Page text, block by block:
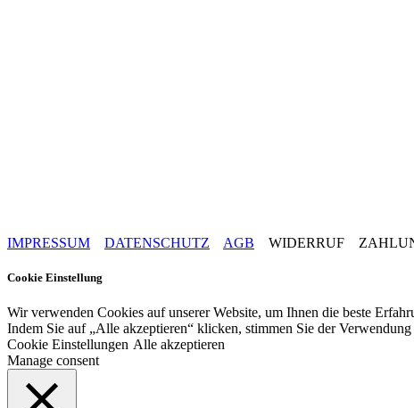
IMPRESSUM DATENSCHUTZ AGB WIDERRUF
Cookie Einstellung
Wir verwenden Cookies auf unserer Website, um Ihnen die beste
Indem Sie auf „Alle akzeptieren“ klicken, stimmen Sie der
Cookie Einstellungen Alle akzeptieren
Manage consent